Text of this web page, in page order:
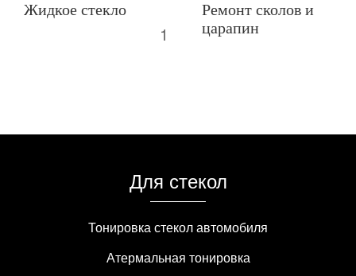
Жидкое стекло
10000 Р
Ремонт сколов и
царапин
Для стекол
Тонировка стекол автомобиля
Атермальная тонировка